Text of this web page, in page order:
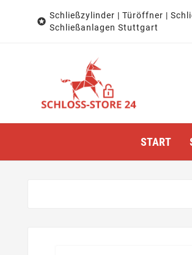

Schließzylinder | Türöffner |
Schließanlagen Stuttgart
START